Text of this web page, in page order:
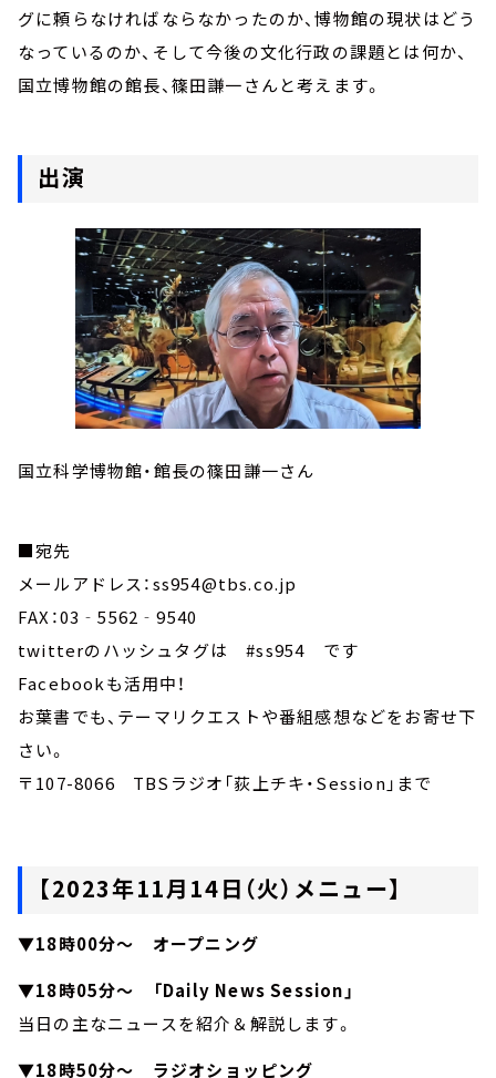
グに頼らなければならなかったのか、博物館の現状はどう
なっているのか、そして今後の文化行政の課題とは何か、
国立博物館の館長、篠田謙一さんと考えます。
出演
国立科学博物館・館長の篠田謙一さん
■宛先
メールアドレス：ss954@tbs.co.jp
FAX：03‐5562‐9540
twitterのハッシュタグは #ss954 です
Facebookも活用中！
お葉書でも、テーマリクエストや番組感想などをお寄せ下
さい。
〒107-8066 TBSラジオ「荻上チキ・Session」まで
【2023年11月14日（火）メニュー】
▼18時00分～ オープニング
▼18時05分～ 「Daily News Session」
当日の主なニュースを紹介＆解説します。
▼18時50分～ ラジオショッピング